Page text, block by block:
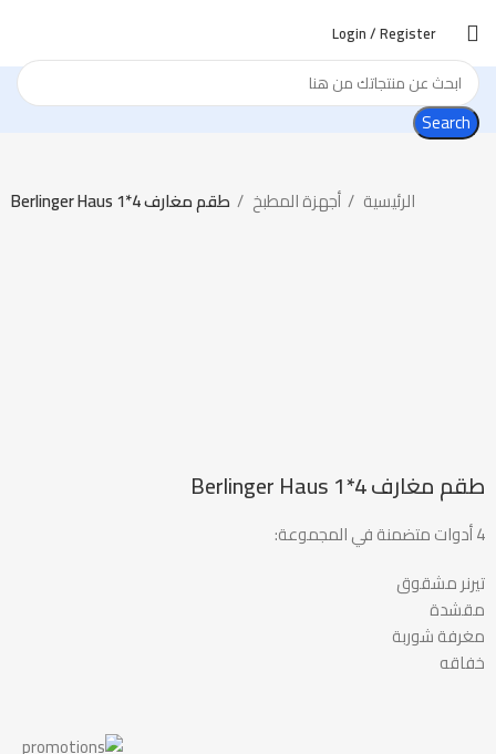
Login / Register
Search
الرئيسية أجهزة المطبخ
طقم مغارف 4*1 Berlinger Haus
طقم مغارف 4*1 Berlinger Haus
4 أدوات متضمنة في المجموعة:
تيرنر مشقوق
مقشدة
مغرفة شوربة
خفاقه